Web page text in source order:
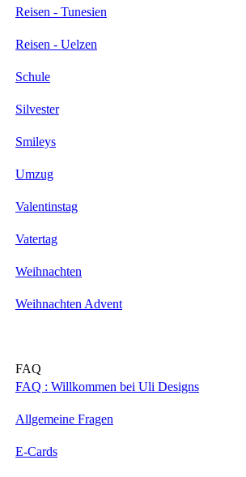
Reisen - Tunesien
Reisen - Uelzen
Schule
Silvester
Smileys
Umzug
Valentinstag
Vatertag
Weihnachten
Weihnachten Advent
FAQ
FAQ : Willkommen bei Uli Designs
Allgemeine Fragen
E-Cards